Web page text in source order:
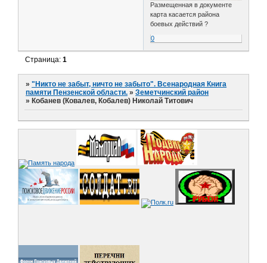
Размещенная в документе
карта касается района
боевых действий ?
0
Страница:1
»"Никто не забыт, ничто не забыто". Всенародная Книга
памяти Пензенской области. »Земетчинский район
» Кобанев (Ковалев, Кобалев) Николай Титович